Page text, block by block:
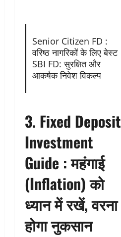
Senior Citizen FD :
वरिष्ठ नागरिकों के लिए बेस्ट
SBI FD: सुरक्षित और
आकर्षक निवेश विकल्प
3. Fixed Deposit
Investment
Guide :महंगाई
(Inflation) को
ध्यान में रखें, वरना
होगा नुकसान